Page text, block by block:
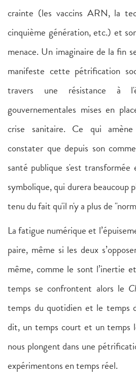
crainte (les vaccins ARN, la
cinquième génération, etc.) et
menace. Un imaginaire de la fin
manifeste cette pétrification
travers une résistance à
gouvernementales mises en
crise sanitaire. Ce qui
constater que depuis son
santé publique s'est
symbolique, qui durera beaucoup
tenu du fait qu'il n'y a plus de
La fatigue numérique et
paire, même si les deux
même, comme le sont l’inertie
temps se confrontent alors le
temps du quotidien et le temps
dit, un temps court et un temps
nous plongent dans une
expérimentons en temps réel.